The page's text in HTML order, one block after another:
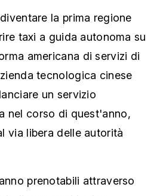
la prima regione
taxi a guida autonoma su
americana di servizi di
tecnologica cinese
un servizio
nel corso di quest'anno,
via libera delle autorità
prenotabili attraverso